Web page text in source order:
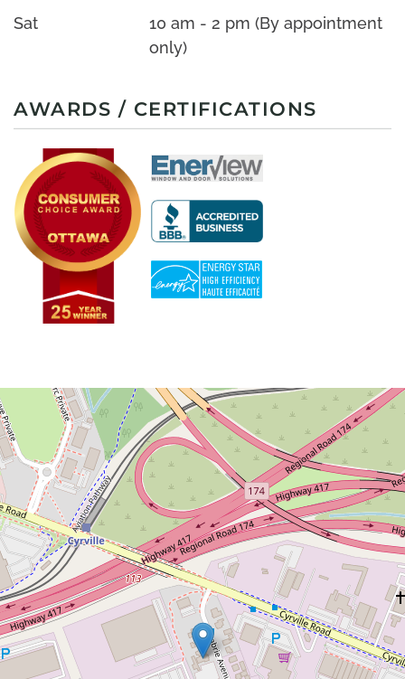
Sat
10 am - 2 pm (By appointment
only)
AWARDS / CERTIFICATIONS